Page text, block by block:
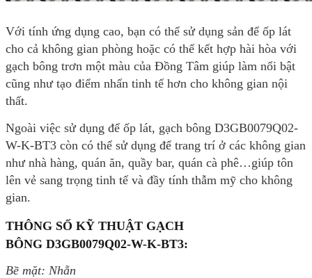
Với tính ứng dụng cao, bạn có thể sử dụng sản để ốp lát
cho cả không gian phòng hoặc có thể kết hợp hài hòa với
gạch bông trơn một màu của Đồng Tâm giúp làm nổi bật
cũng như tạo điểm nhấn tinh tế hơn cho không gian nội
thất.
Ngoài việc sử dụng để ốp lát, gạch bông D3GB0079Q02-
W-K-BT3 còn có thể sử dụng để trang trí ở các không gian
như nhà hàng, quán ăn, quầy bar, quán cà phê…giúp tôn
lên vẻ sang trọng tinh tế và đầy tính thẫm mỹ cho không
gian.
THÔNG SỐ KỸ THUẬT GẠCH
BÔNG D3GB0079Q02-W-K-BT3:
Bề mặt: Nhẵn